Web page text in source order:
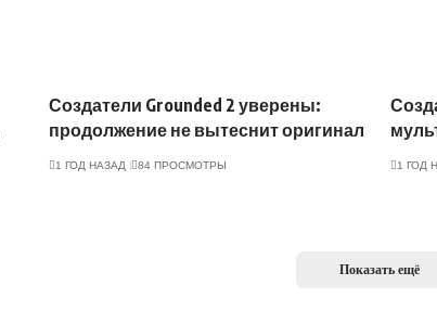
Создатели Grounded 2 уверены:
продолжение не вытеснит оригинал
1 ГОД НАЗАД 84 ПРОСМОТРЫ 1 ГОД
Показать ещё